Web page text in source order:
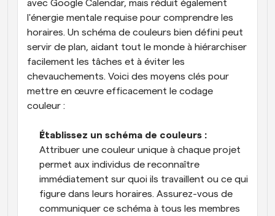
avec Google Calendar, mais réduit également
l'énergie mentale requise pour comprendre les
horaires. Un schéma de couleurs bien défini peut
servir de plan, aidant tout le monde à hiérarchiser
facilement les tâches et à éviter les
chevauchements. Voici des moyens clés pour
mettre en œuvre efficacement le codage
couleur :
Attribuer une couleur unique à chaque projet
permet aux individus de reconnaître
immédiatement sur quoi ils travaillent ou ce qui
figure dans leurs horaires. Assurez-vous de
communiquer ce schéma à tous les membres